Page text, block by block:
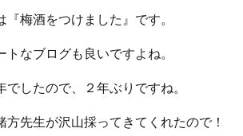
梅酒をつけました』です。
トなブログも良いですよね。
したので、２年ぶりですね。
方先生が沢山採ってきてくれたので！